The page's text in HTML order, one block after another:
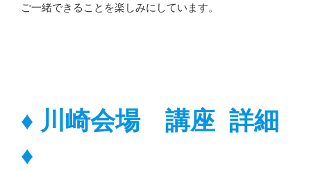
ご一緒できることを楽しみにしています。
♦ 川崎会場講座 詳細
♦